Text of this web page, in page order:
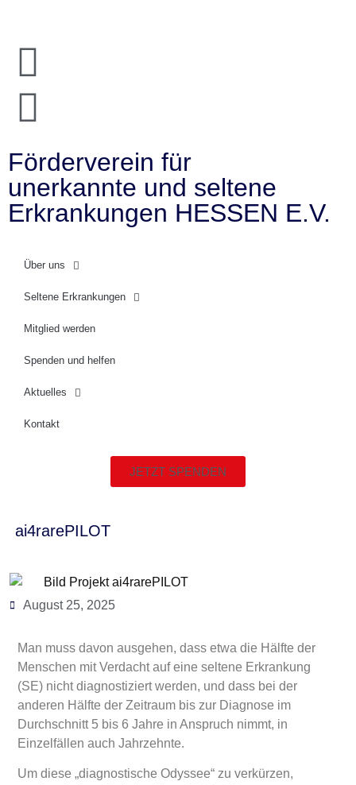
Förderverein für
unerkannte und seltene
Erkrankungen HESSEN E.V.
Über uns
Seltene Erkrankungen
Mitglied werden
Spenden und helfen
Aktuelles
Kontakt
JETZT SPENDEN
ai4rarePILOT
August 25, 2025
Man muss davon ausgehen, dass etwa die Hälfte der
Menschen mit Verdacht auf eine seltene Erkrankung
(SE) nicht diagnostiziert werden, und dass bei der
anderen Hälfte der Zeitraum bis zur Diagnose im
Durchschnitt 5 bis 6 Jahre in Anspruch nimmt, in
Einzelfällen auch Jahrzehnte.
Um diese „diagnostische Odyssee“ zu verkürzen,